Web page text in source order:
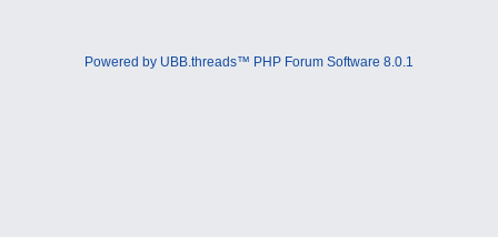
Powered by UBB.threads™ PHP Forum Software 8.0.1